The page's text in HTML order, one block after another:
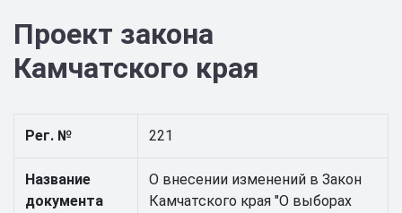
Проект закона
Камчатского края
Рег. № 221
Название
документа
О внесении изменений в Закон
Камчатского края "О выборах